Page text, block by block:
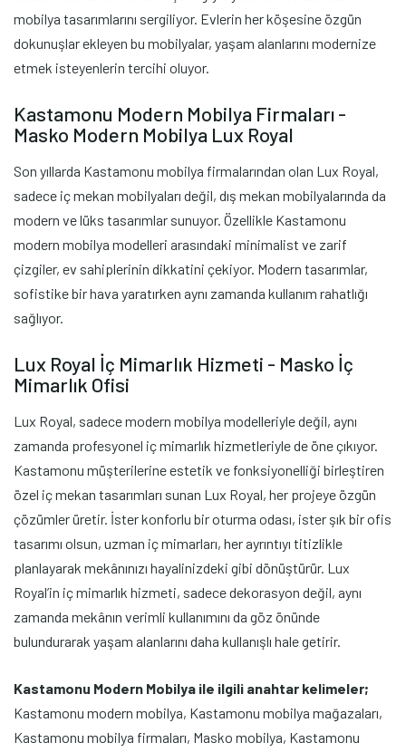
mobilya tasarımlarını sergiliyor. Evlerin her köşesine özgün
dokunuşlar ekleyen bu mobilyalar, yaşam alanlarını modernize
etmek isteyenlerin tercihi oluyor.
Kastamonu Modern Mobilya Firmaları -
Masko Modern Mobilya Lux Royal
Son yıllarda Kastamonu mobilya firmalarından olan Lux Royal,
sadece iç mekan mobilyaları değil, dış mekan mobilyalarında da
modern ve lüks tasarımlar sunuyor. Özellikle Kastamonu
modern mobilya modelleri arasındaki minimalist ve zarif
çizgiler, ev sahiplerinin dikkatini çekiyor. Modern tasarımlar,
sofistike bir hava yaratırken aynı zamanda kullanım rahatlığı
sağlıyor.
Lux Royal İç Mimarlık Hizmeti - Masko İç
Mimarlık Ofisi
Lux Royal, sadece modern mobilya modelleriyle değil, aynı
zamanda profesyonel iç mimarlık hizmetleriyle de öne çıkıyor.
Kastamonu müşterilerine estetik ve fonksiyonelliği birleştiren
özel iç mekan tasarımları sunan Lux Royal, her projeye özgün
çözümler üretir. İster konforlu bir oturma odası, ister şık bir ofis
tasarımı olsun, uzman iç mimarları, her ayrıntıyı titizlikle
planlayarak mekânınızı hayalinizdeki gibi dönüştürür. Lux
Royal’in iç mimarlık hizmeti, sadece dekorasyon değil, aynı
zamanda mekânın verimli kullanımını da göz önünde
bulundurarak yaşam alanlarını daha kullanışlı hale getirir.
Kastamonu Modern Mobilya ile ilgili anahtar kelimeler;
Kastamonu modern mobilya, Kastamonu mobilya mağazaları,
Kastamonu mobilya firmaları, Masko mobilya, Kastamonu